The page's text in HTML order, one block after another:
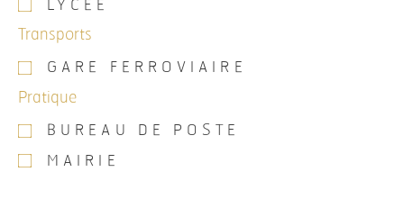
LYCÉE
Transports
GARE FERROVIAIRE
Pratique
BUREAU DE POSTE
MAIRIE